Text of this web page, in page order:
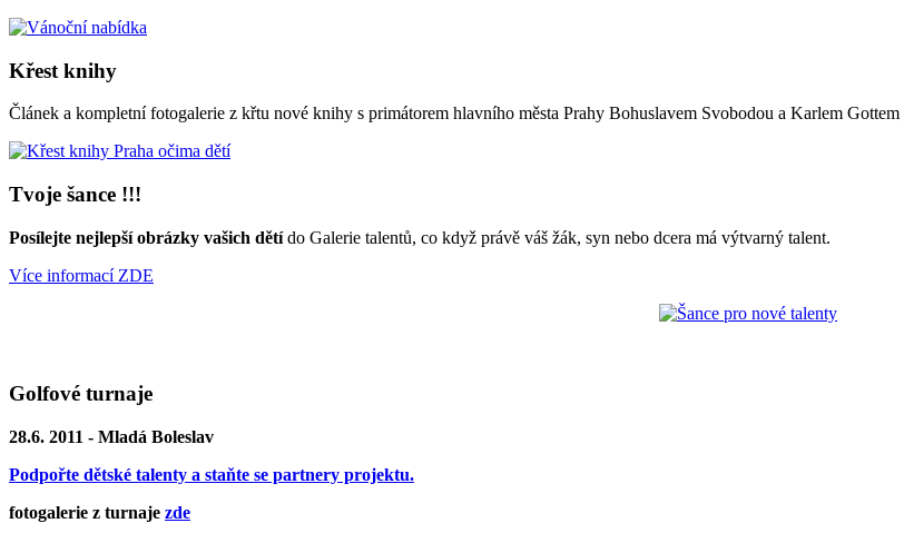
Křest knihy
Článek a kompletní fotogalerie z křtu nové knihy s primátorem hlavního města Prahy Bohuslavem Svobodou a Karlem Gottem
Tvoje šance !!!
Posílejte nejlepší obrázky vašich dětído Galerie talentů, co když právě váš žák, syn nebo dcera má výtvarný talent.
Více informací ZDE
Golfové turnaje
28.6. 2011 - Mladá Boleslav
Podpořte dětské talenty a staňte se partnery projektu.
fotogalerie z turnaje zde